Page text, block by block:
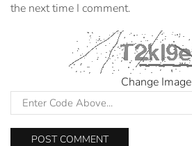
the next time I comment.
Change Image